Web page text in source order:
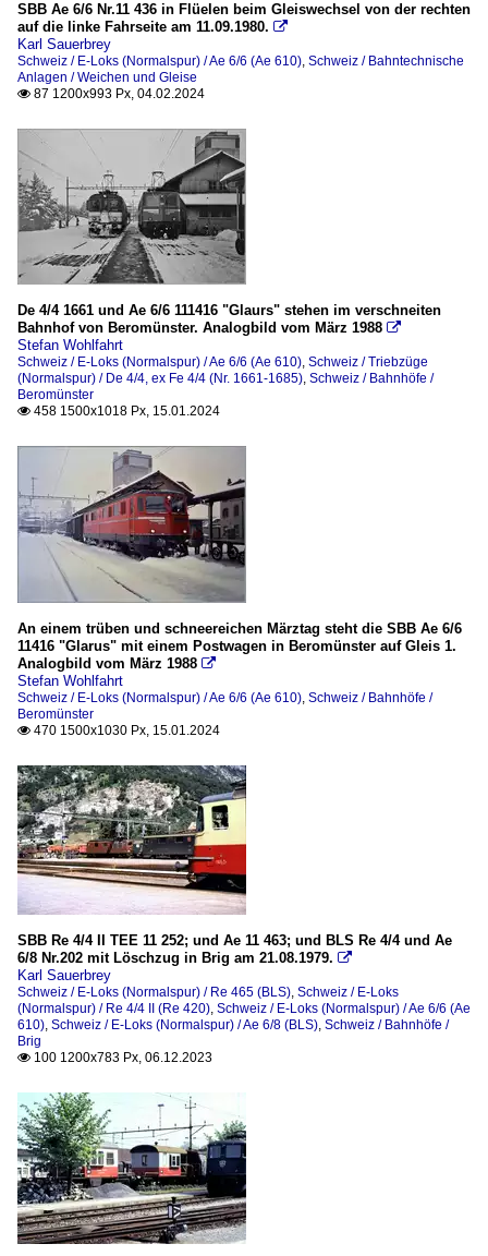
SBB Ae 6/6 Nr.11 436 in Flüelen beim Gleiswechsel von der rechten
auf die linke Fahrseite am 11.09.1980. 
Karl Sauerbrey
Schweiz / E-Loks (Normalspur) / Ae 6/6 (Ae 610), Schweiz / Bahntechnische
Anlagen / Weichen und Gleise
 87 1200x993 Px, 04.02.2024
De 4/4 1661 und Ae 6/6 111416 "Glaurs" stehen im verschneiten
Bahnhof von Beromünster. Analogbild vom März 1988 
Stefan Wohlfahrt
Schweiz / E-Loks (Normalspur) / Ae 6/6 (Ae 610), Schweiz / Triebzüge
(Normalspur) / De 4/4, ex Fe 4/4 (Nr. 1661-1685), Schweiz / Bahnhöfe /
Beromünster
 458 1500x1018 Px, 15.01.2024
An einem trüben und schneereichen Märztag steht die SBB Ae 6/6
11416 "Glarus" mit einem Postwagen in Beromünster auf Gleis 1.
Analogbild vom März 1988 
Stefan Wohlfahrt
Schweiz / E-Loks (Normalspur) / Ae 6/6 (Ae 610), Schweiz / Bahnhöfe /
Beromünster
 470 1500x1030 Px, 15.01.2024
SBB Re 4/4 II TEE 11 252; und Ae 11 463; und BLS Re 4/4 und Ae
6/8 Nr.202 mit Löschzug in Brig am 21.08.1979. 
Karl Sauerbrey
Schweiz / E-Loks (Normalspur) / Re 465 (BLS), Schweiz / E-Loks
(Normalspur) / Re 4/4 II (Re 420), Schweiz / E-Loks (Normalspur) / Ae 6/6 (Ae
610), Schweiz / E-Loks (Normalspur) / Ae 6/8 (BLS), Schweiz / Bahnhöfe /
Brig
 100 1200x783 Px, 06.12.2023